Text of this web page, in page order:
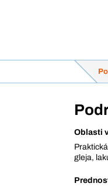
Oblasti
gleja,